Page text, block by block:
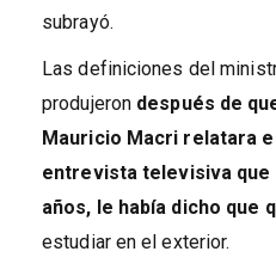
subrayó.
Las definiciones del
produjeron después de
Mauricio Macri relatara
entrevista televisiva que
años, le había dicho que
estudiar en el exterior.